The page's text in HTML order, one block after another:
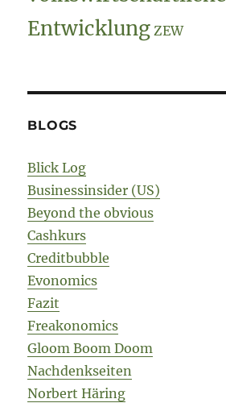
Entwicklung ZEW
BLOGS
Blick Log
Businessinsider (US)
Beyond the obvious
Cashkurs
Creditbubble
Evonomics
Fazit
Freakonomics
Gloom Boom Doom
Nachdenkseiten
Norbert Häring